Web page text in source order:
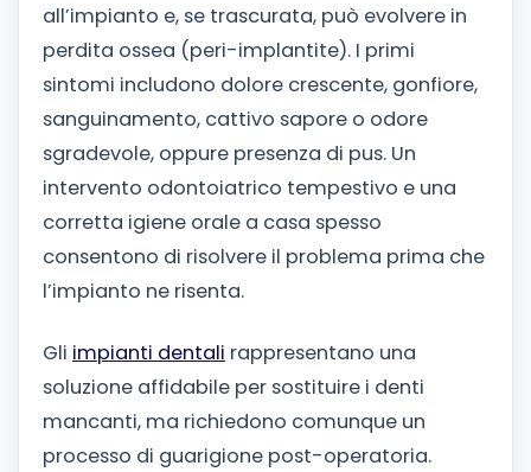
all’impianto e, se trascurata, può evolvere in
perdita ossea (peri-implantite). I primi
sintomi includono dolore crescente, gonfiore,
sanguinamento, cattivo sapore o odore
sgradevole, oppure presenza di pus. Un
intervento odontoiatrico tempestivo e una
corretta igiene orale a casa spesso
consentono di risolvere il problema prima che
l’impianto ne risenta.
Gli impianti dentali rappresentano una
soluzione affidabile per sostituire i denti
mancanti, ma richiedono comunque un
processo di guarigione post-operatoria.